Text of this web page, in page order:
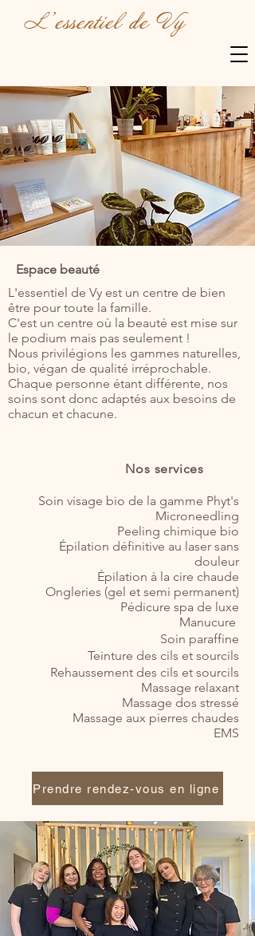
L'essentiel de Vy
Espace beauté
L'essentiel de Vy est un centre de bien
être pour toute la famille.
C'est un centre où la beauté est mise sur
le podium mais pas seulement !
Nous privilégions les gammes naturelles,
bio, végan de qualité irréprochable.
Chaque personne étant différente, nos
soins sont donc adaptés aux besoins de
chacun et chacune.
Nos services
Soin visage bio de la gamme Phyt's
Microneedling
Peeling chimique bio
Épilation définitive au laser sans
douleur
Épilation à la cire chaude
Ongleries (gel et semi permanent)
Pédicure spa de luxe
Manucure
Soin paraffine
Teinture des cils et sourcils
Rehaussement des cils et sourcils
Massage relaxant
Massage dos stressé
Massage aux pierres chaudes
EMS
Prendre rendez-vous en ligne